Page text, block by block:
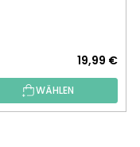
19,99 €
WÄHLEN